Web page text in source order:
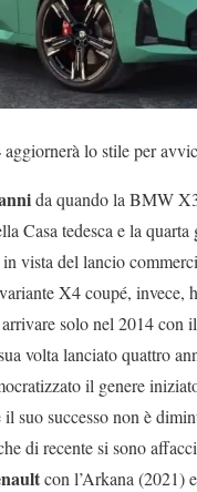
aggiornerà lo stile per
da quando la BMW
Casa tedesca e la quarta
in vista del lancio
X4 coupé, invece,
solo nel 2014 con
volta lanciato quattro
il genere
suo successo non è
di recente si sono
con l’Arkana (2021) e